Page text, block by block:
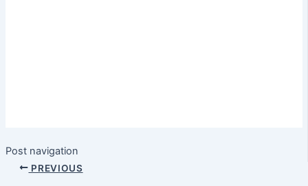
Post navigation
PREVIOUS